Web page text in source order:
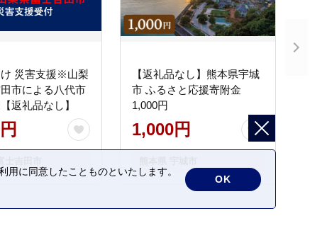
け 災害支援※山梨
市による八代市
返礼品なし】
【返礼品なし】熊本県宇城
市 ふるさと応援寄附金
1,000円
1,000円
に同意したことものといたします。
OK